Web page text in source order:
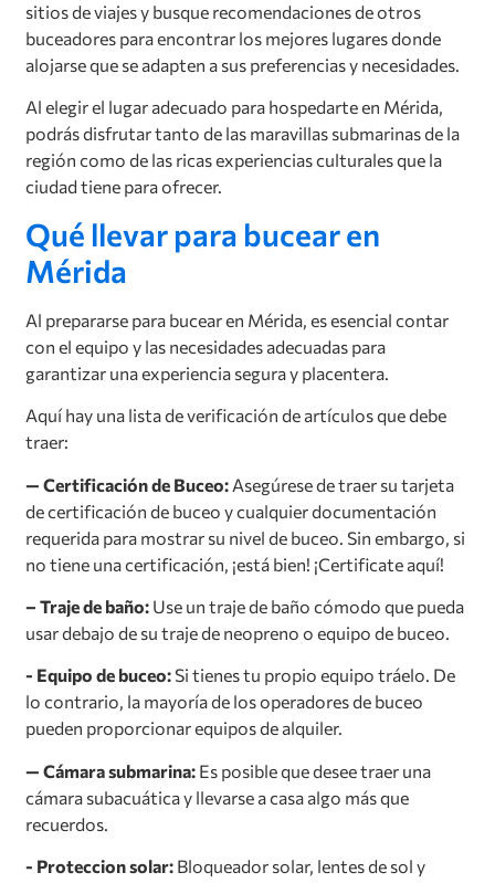
sitios de viajes y busque recomendaciones de otros
buceadores para encontrar los mejores lugares donde
alojarse que se adapten a sus preferencias y necesidades.
Al elegir el lugar adecuado para hospedarte en Mérida,
podrás disfrutar tanto de las maravillas submarinas de la
región como de las ricas experiencias culturales que la
ciudad tiene para ofrecer.
Qué llevar para bucear en
Mérida
Al prepararse para bucear en Mérida, es esencial contar
con el equipo y las necesidades adecuadas para
garantizar una experiencia segura y placentera.
Aquí hay una lista de verificación de artículos que debe
traer:
— Certificación de Buceo: Asegúrese de traer su tarjeta
de certificación de buceo y cualquier documentación
requerida para mostrar su nivel de buceo. Sin embargo, si
no tiene una certificación, ¡está bien! ¡Certificate aquí!
– Traje de baño: Use un traje de baño cómodo que pueda
usar debajo de su traje de neopreno o equipo de buceo.
- Equipo de buceo: Si tienes tu propio equipo tráelo. De
lo contrario, la mayoría de los operadores de buceo
pueden proporcionar equipos de alquiler.
— Cámara submarina: Es posible que desee traer una
cámara subacuática y llevarse a casa algo más que
recuerdos.
- Proteccion solar: Bloqueador solar, lentes de sol y